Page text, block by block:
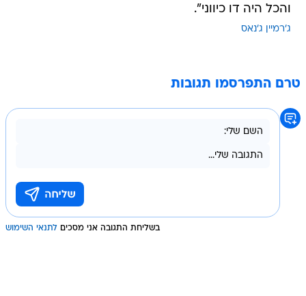
והכל היה דו כיווני".
ג'רמיין ג'נאס
טרם התפרסמו תגובות
בשליחת התגובה אני מסכים לתנאי השימוש